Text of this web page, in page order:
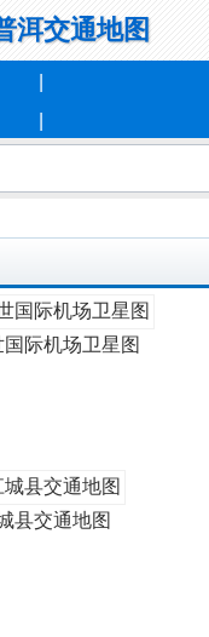
洱交通地图
际机场卫星图
县交通地图